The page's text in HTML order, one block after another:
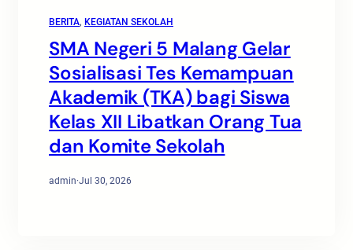
BERITA, KEGIATAN SEKOLAH
SMA Negeri 5 Malang Gelar
Sosialisasi Tes Kemampuan
Akademik (TKA) bagi Siswa
Kelas XII Libatkan Orang Tua
dan Komite Sekolah
admin·Jul 30, 2026